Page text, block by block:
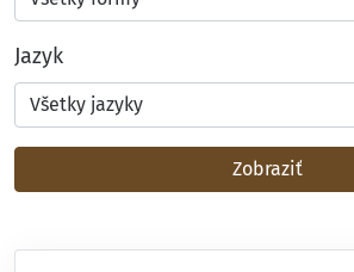
Jazyk
Zobraziť